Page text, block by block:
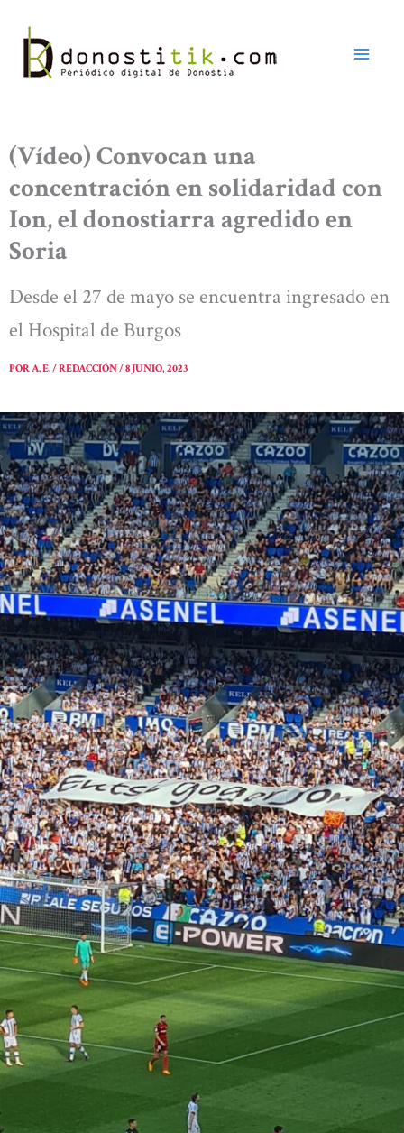
contenido
(Vídeo) Convocan una
concentración en solidaridad con
Ion, el donostiarra agredido en
Soria
Desde el 27 de mayo se encuentra ingresado en
el Hospital de Burgos
PORA. E. / REDACCIÓN/8 JUNIO, 2023